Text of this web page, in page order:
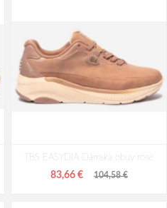
TBS EASYDIA Dámska obuv rose
83,66 € 104,58 €